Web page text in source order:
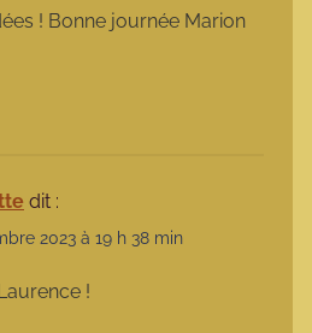
! Bonne journée Marion
dit :
2023 à 19 h 38 min
!